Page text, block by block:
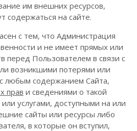
им внешних ресурсов,
содержаться на сайте.
с тем, что Администрация
и не имеет прямых или
перед Пользователем в связи с
возникшими потерями или
любым содержанием Сайта,
прав и сведениями о такой
услугами, доступными на или
сайты или ресурсы либо
в которые он вступил,